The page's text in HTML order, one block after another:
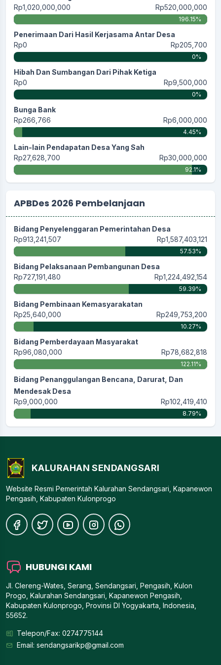
Rp1,020,000,000
Rp520,000,000
196.15%
Penerimaan Dari Hasil Kerjasama Antar Desa
Rp0
Rp205,700
0%
Hibah Dan Sumbangan Dari Pihak Ketiga
Rp0
Rp9,500,000
0%
Bunga Bank
Rp266,766
Rp6,000,000
4.45%
Lain-lain Pendapatan Desa Yang Sah
Rp27,628,700
Rp30,000,000
92.1%
APBDes 2026 Pembelanjaan
Bidang Penyelenggaran Pemerintahan Desa
Rp913,241,507
Rp1,587,403,121
57.53%
Bidang Pelaksanaan Pembangunan Desa
Rp727,191,480
Rp1,224,492,154
59.39%
Bidang Pembinaan Kemasyarakatan
Rp25,640,000
Rp249,753,200
10.27%
Bidang Pemberdayaan Masyarakat
Rp96,080,000
Rp78,682,818
122.11%
Bidang Penanggulangan Bencana, Darurat, Dan
Mendesak Desa
Rp9,000,000
Rp102,419,410
8.79%
KALURAHAN SENDANGSARI
Website Resmi Pemerintah Kalurahan Sendangsari, Kapanewon
Pengasih, Kabupaten Kulonprogo
HUBUNGI KAMI
Jl. Clereng-Wates, Serang, Sendangsari, Pengasih, Kulon
Progo, Kalurahan Sendangsari, Kapanewon Pengasih,
Kabupaten Kulonprogo, Provinsi DI Yogyakarta, Indonesia,
55652.
Telepon/Fax: 0274775144
Email: sendangsarikp@gmail.com